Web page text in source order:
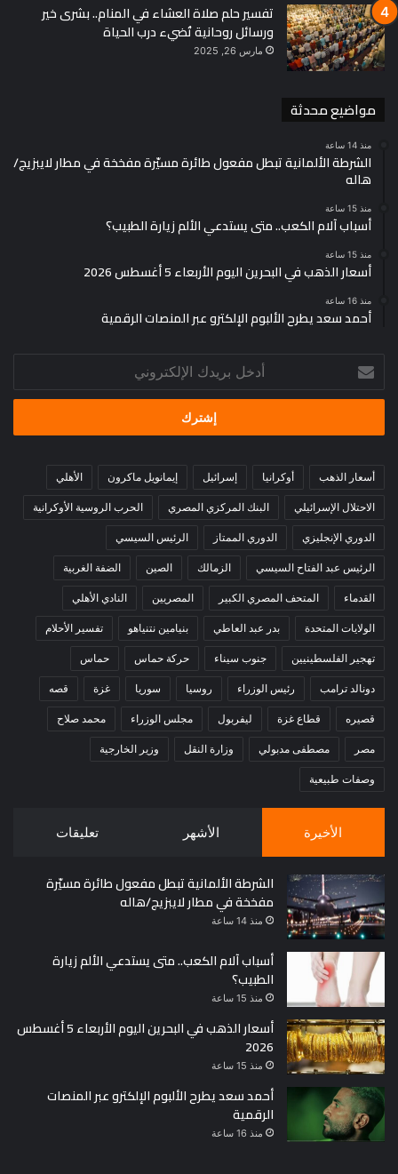
تفسير حلم صلاة العشاء في المنام.. بشرى خير
ورسائل روحانية تُضيء درب الحياة
مارس 26, 2025
مواضيع محدثة
منذ 14 ساعة
الشرطة الألمانية تبطل مفعول طائرة مسيّرة مفخخة في مطار لايبزيج/
هاله
منذ 15 ساعة
أسباب آلام الكعب.. متى يستدعي الألم زيارة الطبيب؟
منذ 15 ساعة
أسعار الذهب في البحرين اليوم الأربعاء 5 أغسطس 2026
منذ 16 ساعة
أحمد سعد يطرح الألبوم الإلكترو عبر المنصات الرقمية
بريدك
الإلكتروني
أسعار الذهب أوكرانيا إسرائيل إيمانويل ماكرون الأهلي
الاحتلال الإسرائيلي البنك المركزي المصري الحرب الروسية الأوكرانية
الدوري الإنجليزي الدوري الممتاز الرئيس السيسي
الرئيس عبد الفتاح السيسي الزمالك الصين الضفة الغربية
القدماء المتحف المصري الكبير المصريين النادي الأهلي
الولايات المتحدة بدر عبد العاطي بنيامين نتنياهو تفسير الأحلام
تهجير الفلسطينيين جنوب سيناء حركة حماس حماس
دونالد ترامب رئيس الوزراء روسيا سوريا غزة قصه
قصيره قطاع غزة ليفربول مجلس الوزراء محمد صلاح
مصر مصطفى مدبولي وزارة النقل وزير الخارجية
وصفات طبيعية
الأخيرة الأشهر تعليقات
الشرطة الألمانية تبطل مفعول طائرة مسيّرة
مفخخة في مطار لايبزيج/هاله
منذ 14 ساعة
أسباب آلام الكعب.. متى يستدعي الألم زيارة
الطبيب؟
منذ 15 ساعة
أسعار الذهب في البحرين اليوم الأربعاء 5 أغسطس
2026
منذ 15 ساعة
أحمد سعد يطرح الألبوم الإلكترو عبر المنصات
الرقمية
منذ 16 ساعة